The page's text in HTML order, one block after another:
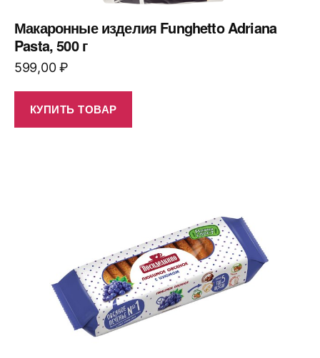
Макаронные изделия Funghetto Adriana
Pasta, 500 г
599,00₽
КУПИТЬ ТОВАР